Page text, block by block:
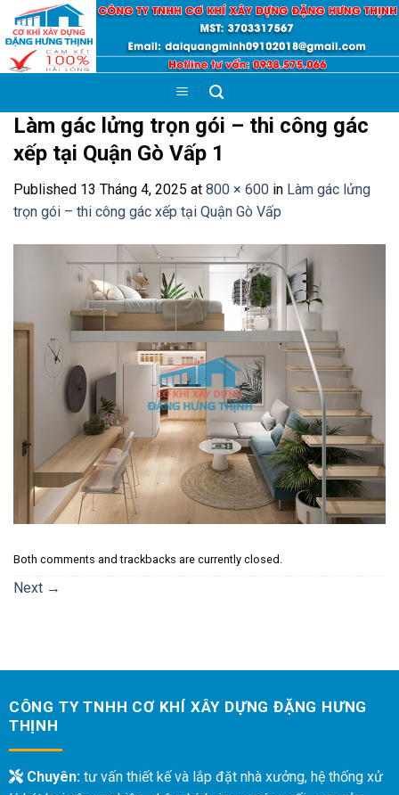
Skip
content
Làm gác lửng trọn gói – thi công gác
xếp tại Quận Gò Vấp 1
Published 13 Tháng 4, 2025 at 800 × 600 in Làm gác lửng
trọn gói – thi công gác xếp tại Quận Gò Vấp
Both comments and trackbacks are currently closed.
Next →
CÔNG TY TNHH CƠ KHÍ XÂY DỰNG ĐẶNG HƯNG
THỊNH
Chuyên:tư vấn thiết kế và lắp đặt nhà xưởng, hệ thống xử